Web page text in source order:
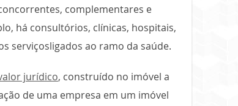
complementares e
há consultórios, clínicas, hospitais,
serviçosligados ao ramo da saúde.
jurídico, construído no imóvel a
de uma empresa em um imóvel